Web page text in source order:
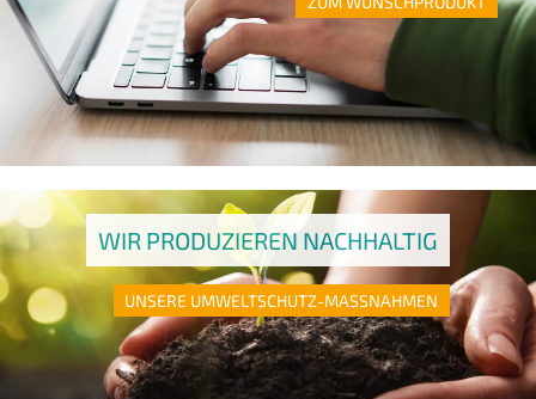
WIR PRODUZIEREN NACHHALTIG
UNSERE UMWELTSCHUTZ-MASSNAHMEN